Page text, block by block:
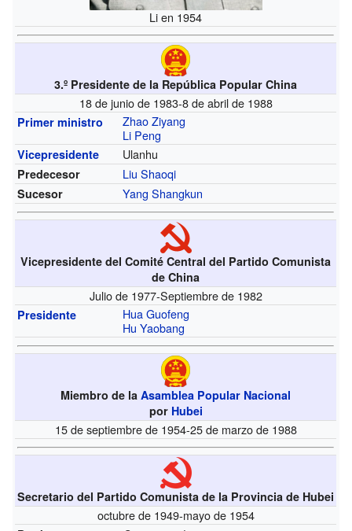
Li en 1954
3.º Presidente de la República Popular China
18 de junio de 1983-8 de abril de 1988
Primer ministro
Zhao Ziyang
Li Peng
Vicepresidente Ulanhu
Predecesor Liu Shaoqi
Sucesor Yang Shangkun
Vicepresidente del Comité Central del Partido Comunista
de China
Julio de 1977-Septiembre de 1982
Presidente
Hua Guofeng
Hu Yaobang
Miembro de laAsamblea Popular Nacional
por Hubei
15 de septiembre de 1954-25 de marzo de 1988
Secretario del Partido Comunista de la Provincia de Hubei
octubre de 1949-mayo de 1954